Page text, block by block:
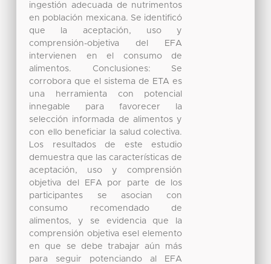
ingestión adecuada de nutrimentos
en población mexicana. Se identificó
que la aceptación, uso y
comprensión-objetiva del EFA
intervienen en el consumo de
alimentos. Conclusiones: Se
corrobora que el sistema de ETA es
una herramienta con potencial
innegable para favorecer la
selección informada de alimentos y
con ello beneficiar la salud colectiva.
Los resultados de este estudio
demuestra que las características de
aceptación, uso y comprensión
objetiva del EFA por parte de los
participantes se asocian con
consumo recomendado de
alimentos, y se evidencia que la
comprensión objetiva esel elemento
en que se debe trabajar aún más
para seguir potenciando al EFA